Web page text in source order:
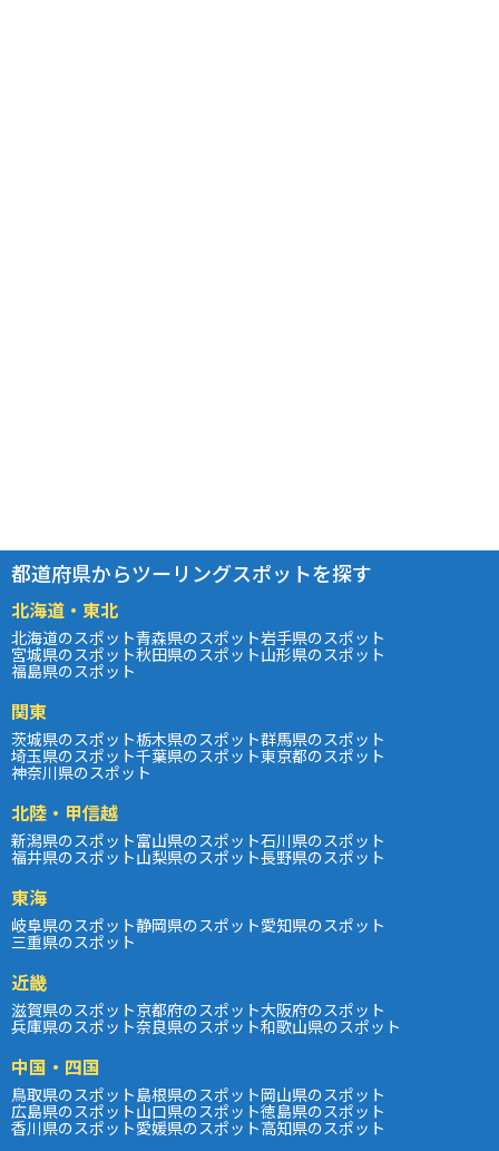
都道府県からツーリングスポットを探す
北海道・東北
北海道のスポット青森県のスポット岩手県のスポット
宮城県のスポット秋田県のスポット山形県のスポット
福島県のスポット
関東
茨城県のスポット栃木県のスポット群馬県のスポット
埼玉県のスポット千葉県のスポット東京都のスポット
神奈川県のスポット
北陸・甲信越
新潟県のスポット富山県のスポット石川県のスポット
福井県のスポット山梨県のスポット長野県のスポット
東海
岐阜県のスポット静岡県のスポット愛知県のスポット
三重県のスポット
近畿
滋賀県のスポット京都府のスポット大阪府のスポット
兵庫県のスポット奈良県のスポット和歌山県のスポット
中国・四国
鳥取県のスポット島根県のスポット岡山県のスポット
広島県のスポット山口県のスポット徳島県のスポット
香川県のスポット愛媛県のスポット高知県のスポット